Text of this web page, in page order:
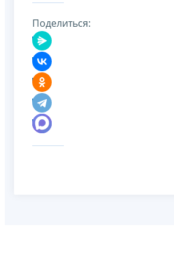
Поделиться: